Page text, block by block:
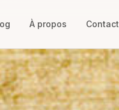
À propos Contact